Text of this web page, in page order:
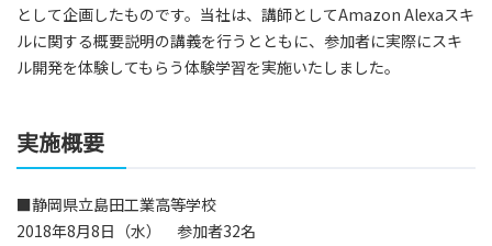
として企画したものです。当社は、講師としてAmazon Alexaスキ
ルに関する概要説明の講義を行うとともに、参加者に実際にスキ
ル開発を体験してもらう体験学習を実施いたしました。
実施概要
■静岡県立島田工業高等学校
2018年8月8日（水） 参加者32名